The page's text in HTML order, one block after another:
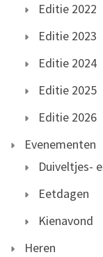
Editie 2022
Editie 2023
Editie 2024
Editie 2025
Editie 2026
Evenementen
Duiveltjes-
Eetdagen
Kienavond
Heren